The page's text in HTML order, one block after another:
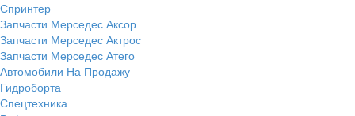
Спринтер
Запчасти Мерседес Аксор
Запчасти Мерседес Актрос
Запчасти Мерседес Атего
Автомобили На Продажу
Гидроборта
Спецтехника